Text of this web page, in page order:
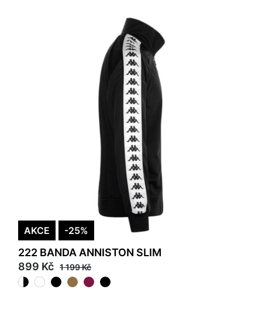
AKCE -25%
222 BANDA ANNISTON SLIM
899 Kč 1 199 Kč